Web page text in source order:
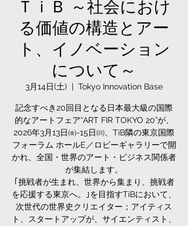
ＴｉＢ ～社会におけ
る価値の構造とアー
ト、イノベーション
について～
3月14日(土)
  |
Tokyo Innovation Base
記念すべき20回目となる日本最大級の国際
的なアートフェア“ART FIR TOKYO 20”が、
2026年3月13日㈮-15日㈰、TiB隣の東京国際
フォーラム ホールE／ロビーギャラリーで開
かれ、全国・世界のアート・ビジネス関係者
が集結します。
｢挑戦者が生まれ、世界から集まり、挑戦者
を応援する東京へ。｣を目指すTiBにおいて、
次世代の世界史クリエイター；アイティス
ト、スタートアップが、サイエンティスト、